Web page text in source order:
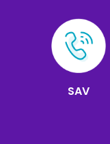
SAV